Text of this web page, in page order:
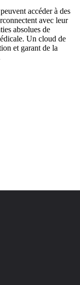
accéder à des
avec leur
absolues de
Un cloud de
et garant de la